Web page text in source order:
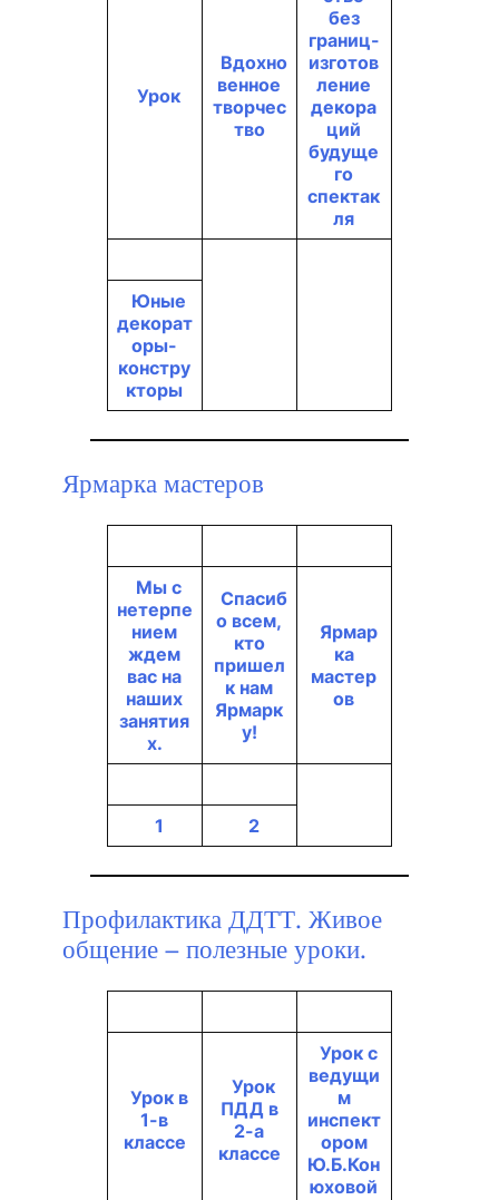
Урок
Вдохно
венное
творчес
тво
без
границ-
изготов
ление
декора
ций
будуще
го
спектак
ля
Юные
декорат
оры-
констру
кторы
Ярмарка мастеров
Мы с
нетерпе
нием
ждем
вас на
наших
занятия
х.
Спасиб
о всем,
кто
пришел
к нам
Ярмарк
у!
Ярмар
ка
мастер
ов
1 2
Профилактика ДДТТ. Живое
общение – полезные уроки.
Урок в
1-в
классе
Урок
ПДД в
2-а
классе
Урок с
ведущи
м
инспект
ором
Ю.Б.Кон
юховой